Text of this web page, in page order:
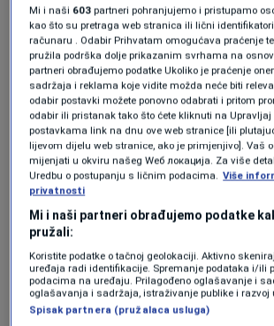
prikupljanje obavještajnih
zbog činjenice da su se pojavili
veljače ovakvi javno vidljivi
području bili su iznimno rijetki,
Istodobno su se zaoštrili i javni
američkog predsjednika
prema Kubi. Trump je na Truth
objavu komentatora Fox Newsa
Thiessena koji je napisao da će
slobodnu Havanu prije odlaska s
Samo nekoliko dana poslije
Mi i naši 603 partneri pohranjujemo i pristupamo
kao što su pretraga web stranica ili lični
računaru . Odabir Prihvatam omogućava praćenje
pružila podrška dolje prikazanim svrhama na
partneri obrađujemo podatke Ukoliko je praćenje
sadržaja i reklama koje vidite možda neće biti
odabir postavki možete ponovno odabrati i pritom
odabir ili pristanak tako što ćete kliknuti na Upravljaj
postavkama link na dnu ove web stranice [ili
lijevom dijelu web stranice, ako je primjenjivo]. Vaš
mijenjati u okviru našeg Wеб локација. Za više
Uredbu o postupanju s ličnim podacima. Više
privatnosti
Mi i naši partneri obrađujemo podatke
pružali:
Koristite podatke o tačnoj geolokaciji. Aktivno
uređaja radi identifikacije. Spremanje podataka i/ili
podacima na uređaju. Prilagođeno oglašavanje i
oglašavanja i sadržaja, istraživanje publike i razvoj
Spisak partnera (pružalaca usluga)